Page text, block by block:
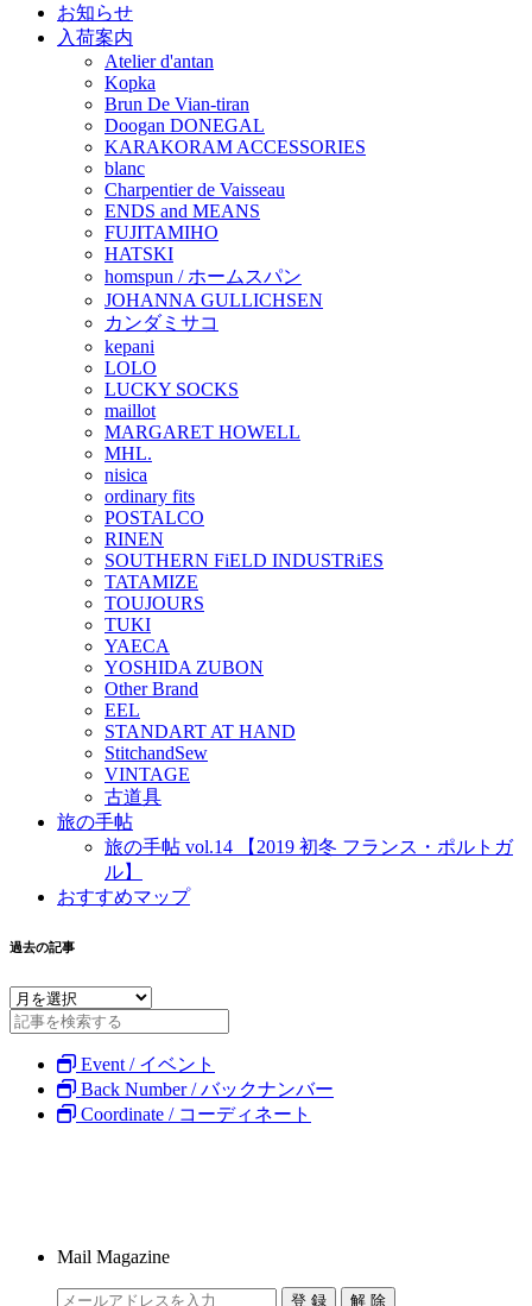
お知らせ
入荷案内
Atelier d'antan
Kopka
Brun De Vian-tiran
Doogan DONEGAL
KARAKORAM ACCESSORIES
blanc
Charpentier de Vaisseau
ENDS and MEANS
FUJITAMIHO
HATSKI
homspun / ホームスパン
JOHANNA GULLICHSEN
カンダミサコ
kepani
LOLO
LUCKY SOCKS
maillot
MARGARET HOWELL
MHL.
nisica
ordinary fits
POSTALCO
RINEN
SOUTHERN FiELD INDUSTRiES
TATAMIZE
TOUJOURS
TUKI
YAECA
YOSHIDA ZUBON
Other Brand
EEL
STANDART AT HAND
StitchandSew
VINTAGE
古道具
旅の手帖
旅の手帖 vol.14 【2019 初冬 フランス・ポルトガ
ル】
おすすめマップ
過去の記事
Event / イベント
Back Number / バックナンバー
Coordinate / コーディネート
Mail Magazine